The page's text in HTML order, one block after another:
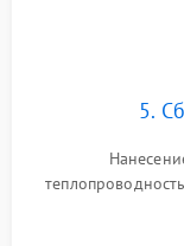
5.
шлейфов, модулей